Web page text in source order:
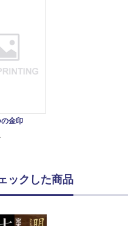
金印
ックした商品